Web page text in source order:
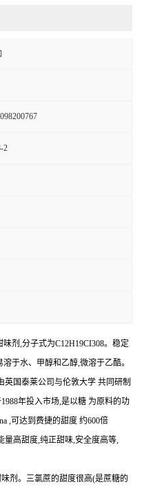
2
剂,分子式为C12H19CI308。稳定
于水、甲醇和乙醇,微溶于乙酷。
英国泰莱公司与伦敦大学 共同研制
年投入市场,是以糖 为原料的功
,可达到费捷的甜度 约600倍
量高甜度,纯正甜味,安全度高等,
剂。三氯蔗的甜度很高(是蔗糖的